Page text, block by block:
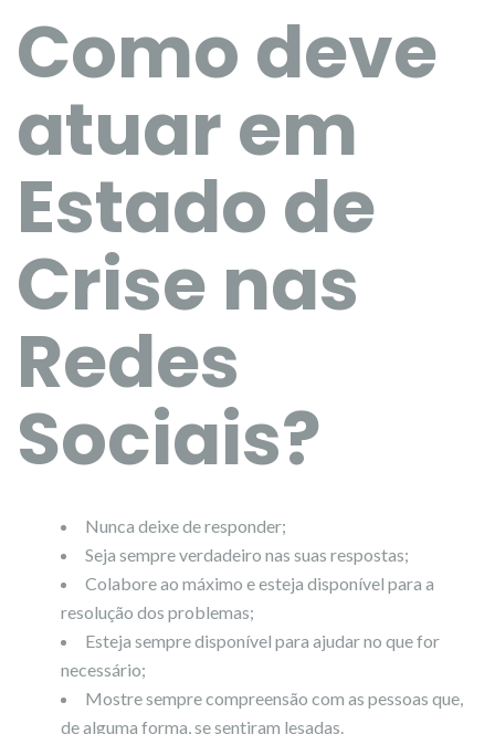
Como deve
atuar em
Estado de
Crise nas
Redes
Sociais?
Nunca deixe de responder;
Seja sempre verdadeiro nas suas respostas;
Colabore ao máximo e esteja disponível para a
resolução dos problemas;
Esteja sempre disponível para ajudar no que for
necessário;
Mostre sempre compreensão com as pessoas que,
de alguma forma, se sentiram lesadas.